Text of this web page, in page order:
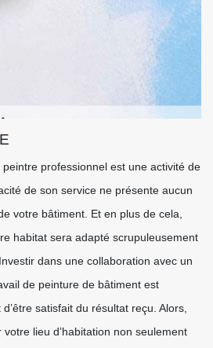
peintre professionnel est une activité de
de son service ne présente aucun
votre bâtiment. Et en plus de cela,
habitat sera adapté scrupuleusement
dans une collaboration avec un
de peinture de bâtiment est
satisfait du résultat reçu. Alors,
lieu d’habitation non seulement